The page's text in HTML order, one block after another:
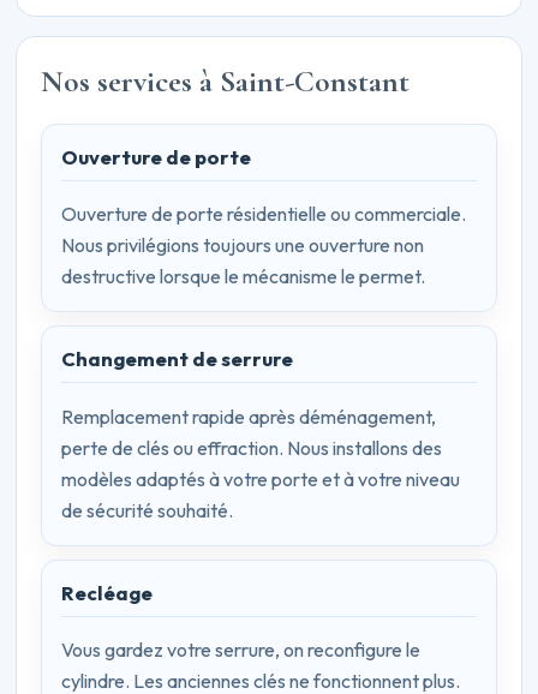
Nos services à Saint-Constant
Ouverture de porte
Ouverture de porte résidentielle ou commerciale.
Nous privilégions toujours une ouverture non
destructive lorsque le mécanisme le permet.
Changement de serrure
Remplacement rapide après déménagement,
perte de clés ou effraction. Nous installons des
modèles adaptés à votre porte et à votre niveau
de sécurité souhaité.
Recléage
Vous gardez votre serrure, on reconfigure le
cylindre. Les anciennes clés ne fonctionnent plus.